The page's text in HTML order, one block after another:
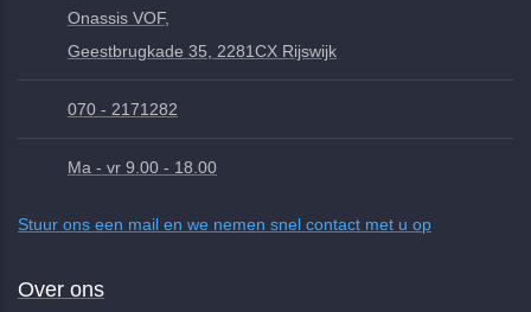
Onassis VOF,
Geestbrugkade 35, 2281CX Rijswijk
070 - 2171282
Ma - vr 9.00 - 18.00
Stuur ons een mail en we nemen snel contact met u op
Over ons